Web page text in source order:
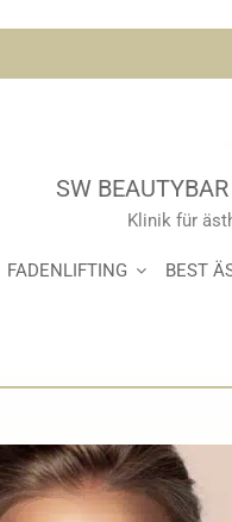
SW
Klinik für
FADENLIFTING BEST
in